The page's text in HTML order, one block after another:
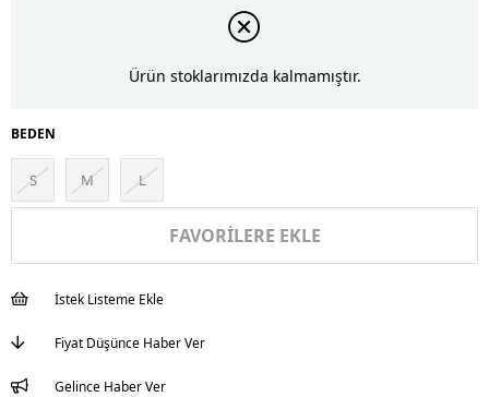
Ürün stoklarımızda kalmamıştır.
BEDEN
S M L
FAVORILERE EKLE
İstek Listeme Ekle
Fiyat Düşünce Haber Ver
Gelince Haber Ver